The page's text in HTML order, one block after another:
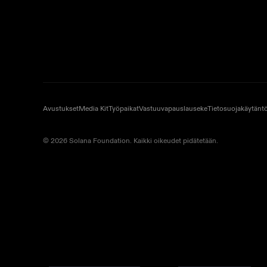
AvustuksetMedia KitTyöpaikatVastuuvapauslauseke
© 2026 Solana Foundation. Kaikki oikeudet pidätetään.